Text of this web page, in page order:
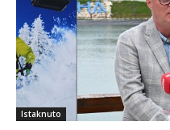
Istaknuto